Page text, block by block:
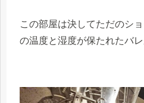
この部屋は決してただのシ
の温度と湿度が保たれたバレ